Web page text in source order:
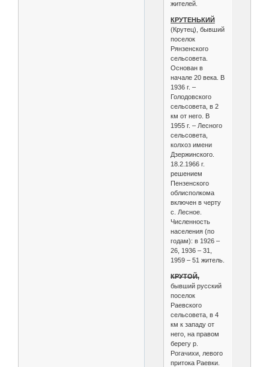
жителей.
КРУТЕНЬКИЙ
(Крутец), бывший
поселок
Рянзенского
сельсовета.
Основан в
начале 20 века. В
1936 г. –
Голодовского
сельсовета, в 2
км от него. В
1955 г. – Лесного
сельсовета,
колхоз имени
Дзержинского.
18.2.1966 г.
решением
Пензенского
облисполкома
включен в черту
с. Лесное.
Численность
населения (по
годам): в 1926 –
26, 1936 – 31,
1959 – 51 житель.
КРУТОЙ,
бывший русский
поселок
Раевского
сельсовета, в 4
км к западу от
него, на правом
берегу р.
Рогачихи, левого
притока Раевки.